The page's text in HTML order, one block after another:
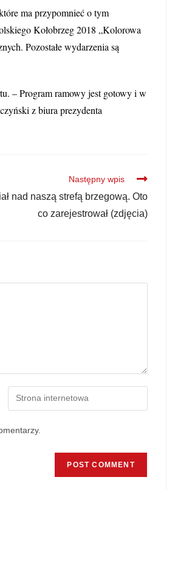
ma przypomnieć o tym
Kołobrzeg 2018 „Kolorowa
Pozostałe wydarzenia są
– Program ramowy jest gotowy i w
z biura prezydenta
Następny wpis
nad naszą strefą brzegową. Oto
co zarejestrował (zdjęcia)